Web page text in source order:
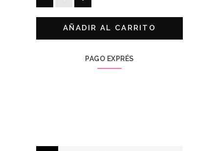
FELIC
AÑADIR AL CARRITO
PAGO EXPRÉS